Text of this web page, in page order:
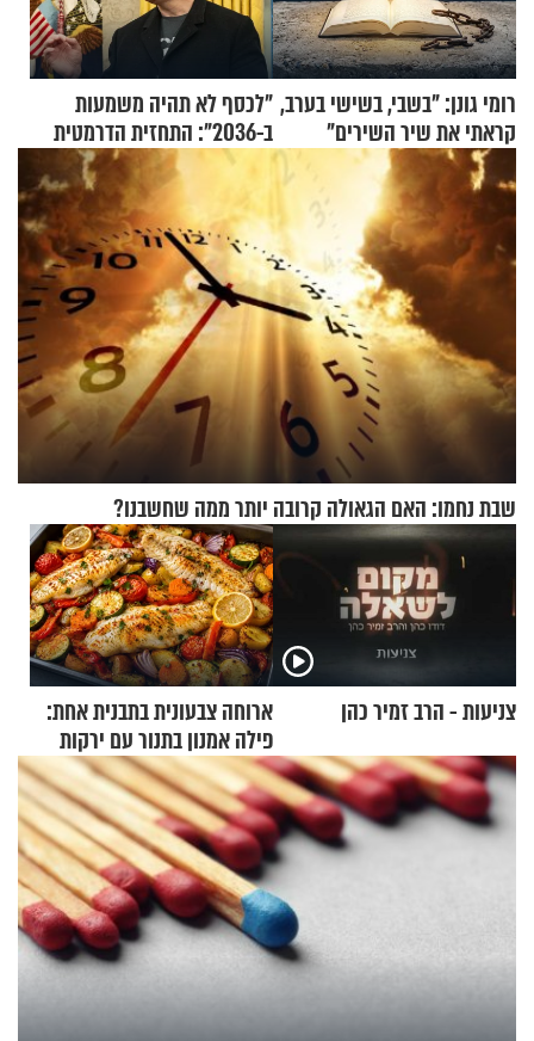
רומי גונן: "בשבי, בשישי בערב,
קראתי את שיר השירים"
"לכסף לא תהיה משמעות
ב-2036": התחזית הדרמטית
של אילון מאסק על עתיד
הכלכלה
שבת נחמו: האם הגאולה קרובה יותר ממה שחשבנו?
צניעות - הרב זמיר כהן
ארוחה צבעונית בתבנית אחת:
פילה אמנון בתנור עם ירקות